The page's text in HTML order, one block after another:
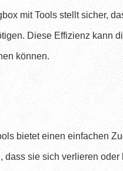
mit Tools stellt sicher,
Diese Effizienz kann
können.
bietet einen einfachen
sie sich verlieren